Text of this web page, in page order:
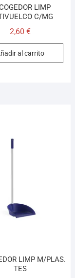
LIMP
C/MG
2,60€
al carrito
LIMP M/PLAS.
TES